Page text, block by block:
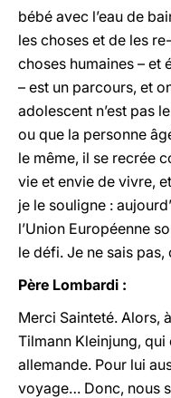
bébé avec l’eau de
les choses et de les
choses humaines – et
– est un parcours, et
adolescent n’est pas
ou que la personne
le même, il se recrée
vie et envie de vivre,
je le souligne :
l’Union Européenne
le défi. Je ne sais pas,
Père Lombardi :
Merci Sainteté. Alors,
Tilmann Kleinjung,
allemande. Pour lui
voyage… Donc, nous